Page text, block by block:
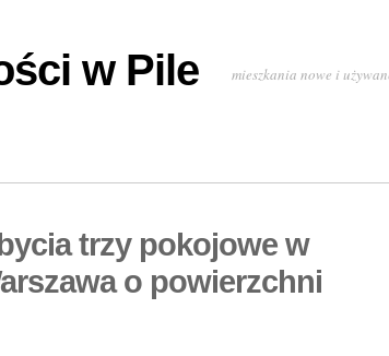
w Pile mieszkania nowe i
trzy pokojowe w
o powierzchni